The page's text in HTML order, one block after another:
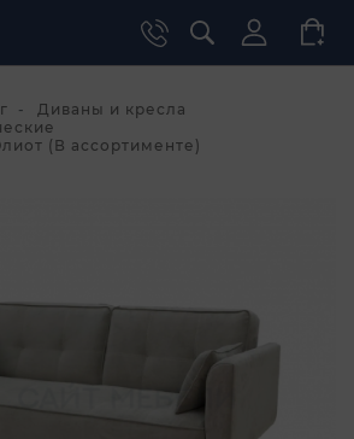
Диваны и кресла
(В ассортименте)